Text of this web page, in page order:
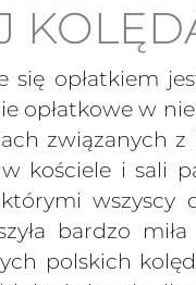
się opłatkiem
opłatkowe w
związanych
kościele i sali
którymi wszyscy
bardzo
polskich